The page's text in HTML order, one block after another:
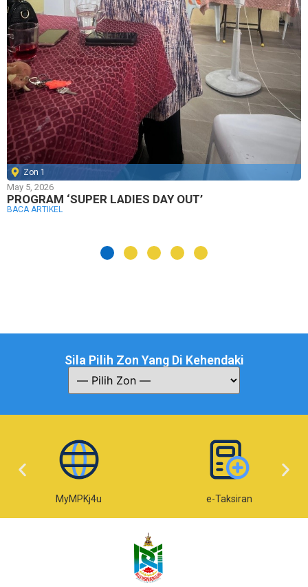
Zon 1
May 5, 2026
PROGRAM ‘SUPER LADIES DAY OUT’
BACA ARTIKEL
Sila Pilih Zon Yang Di Kehendaki
MyMPKj4u e-Taksiran